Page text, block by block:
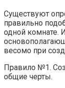
Существуют
правильно
одной комнате.
весомо при
Правило №1.
общие черты.